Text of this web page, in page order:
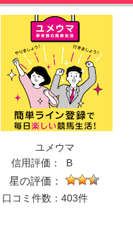
ユメウマ
信用評価：
B
星の評価：
口コミ件数：403件